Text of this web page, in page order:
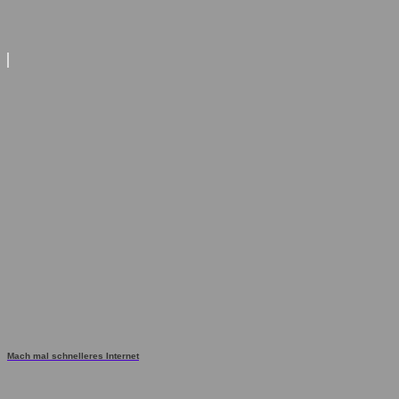
Mach mal schnelleres Internet